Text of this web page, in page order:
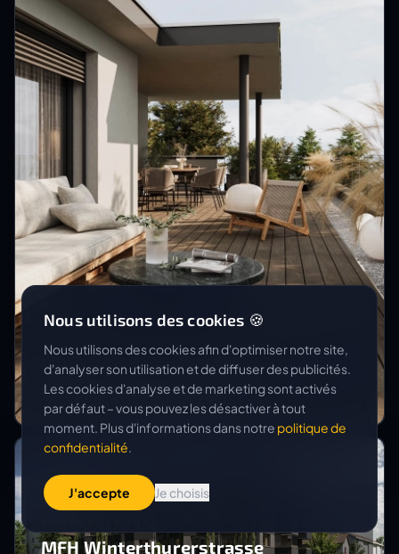
ZIHLER ARCHITEKTEN + PLANER AG
MFH Unterfeld Gunzgen
PENSIONSKASSE DER ZÜRCHER
MFH Winterthurerstrasse
Nous utilisons des cookies 🍪
Nous utilisons des cookies afin d'optimiser notre site,
d'analyser son utilisation et de diffuser des publicités.
Les cookies d'analyse et de marketing sont activés
par défaut – vous pouvez les désactiver à tout
moment. Plus d'informations dans notre politique de
confidentialité.
J'accepte Je choisis